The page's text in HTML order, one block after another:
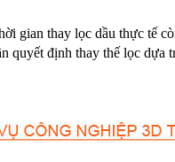
gian thay lọc dầu thực tế
quyết định thay thế lọc dựa